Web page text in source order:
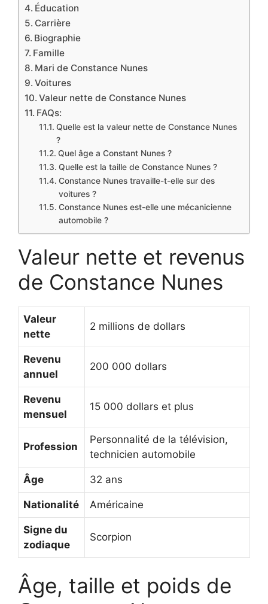
Éducation
Carrière
Biographie
Famille
Mari de Constance Nunes
Voitures
Valeur nette de Constance Nunes
FAQs:
Quelle est la valeur nette de Constance Nunes
?
Quel âge a Constant Nunes ?
Quelle est la taille de Constance Nunes ?
Constance Nunes travaille-t-elle sur des
voitures ?
Constance Nunes est-elle une mécanicienne
automobile ?
Valeur nette et revenus
de Constance Nunes
Valeur
nette
2 millions de dollars
Revenu
annuel
200 000 dollars
Revenu
mensuel
15 000 dollars et plus
Profession
Personnalité de la télévision,
technicien automobile
Âge 32 ans
Nationalité Américaine
Signe du
zodiaque
Scorpion
Âge, taille et poids de